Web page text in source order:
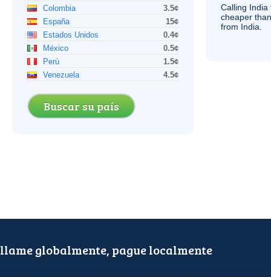
Colombia
3.5¢
España
15¢
Estados Unidos
0.4¢
México
0.5¢
Perú
1.5¢
Venezuela
4.5¢
Buscar su país
Calling
cheaper
from India.
llame globalmente, pague localmente